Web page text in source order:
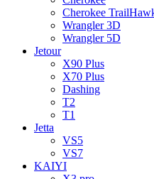
Cherokee
Wrangler 3D
Wrangler 5D
Jetour
X90 Plus
X70 Plus
Dashing
T2
T1
Jetta
VS5
VS7
KAIYI